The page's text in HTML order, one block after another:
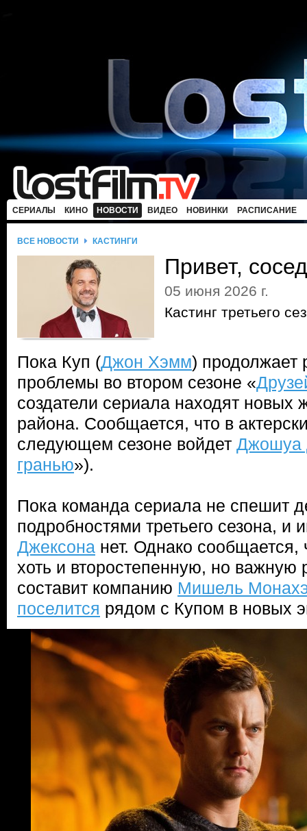
СЕРИАЛЫ КИНО НОВОСТИ ВИДЕО НОВИНКИ РАСПИСАНИЕ
ВСЕ НОВОСТИ КАСТИНГИ
Привет,
05 июня 2026 г.
Кастинг третьего
Пока Куп (Джон Хэмм) продолжает
проблемы во втором сезоне «
создатели сериала находят новых
района. Сообщается, что в
следующем сезоне войдет Джошуа
гранью»).
Пока команда сериала не спешит
подробностями третьего сезона, и
Джексона нет. Однако сообщается,
хоть и второстепенную, но
составит компанию Мишель
поселится рядом с Купом в новых